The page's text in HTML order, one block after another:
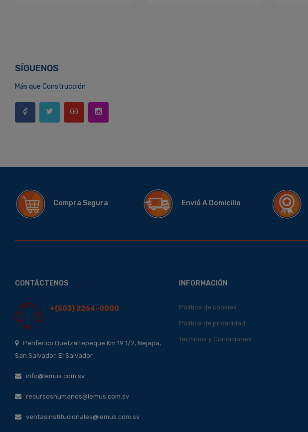
SÍGUENOS
Más que Construcción
Compra Segura Envió A Domicilio
CONTÁCTENOS
+(503) 2264-0000
Periferico Quetzaltepeque Km 19 1/2, Nejapa,
San Salvador, El Salvador
info@lemus.com.sv
recursoshumanos@lemus.com.sv
ventasinstitucionales@lemus.com.sv
INFORMACIÓN
Política de cookies
Política de privacidad
Términos y Condiciones